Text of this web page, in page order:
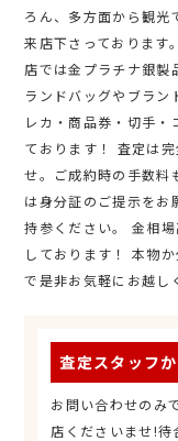
ろん、多方面から観光
来店下さっております
店では金プラチナ銀製
ランドバッグやブラン
レカ・商品券・切手
ております！ 査定は
せ。ご成約時の手数料
は身分証のご提示をお
持参ください。 金相
しております！ 本物
で是非お気軽にお越し
査定スタッフ
お問い合わせのみ
店くださいませ!待